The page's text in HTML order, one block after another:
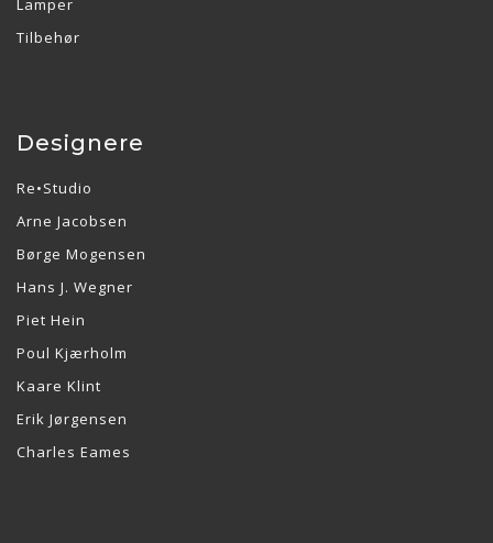
Lamper
Tilbehør
Designere
Re•Studio
Arne Jacobsen
Børge Mogensen
Hans J. Wegner
Piet Hein
Poul Kjærholm
Kaare Klint
Erik Jørgensen
Charles Eames